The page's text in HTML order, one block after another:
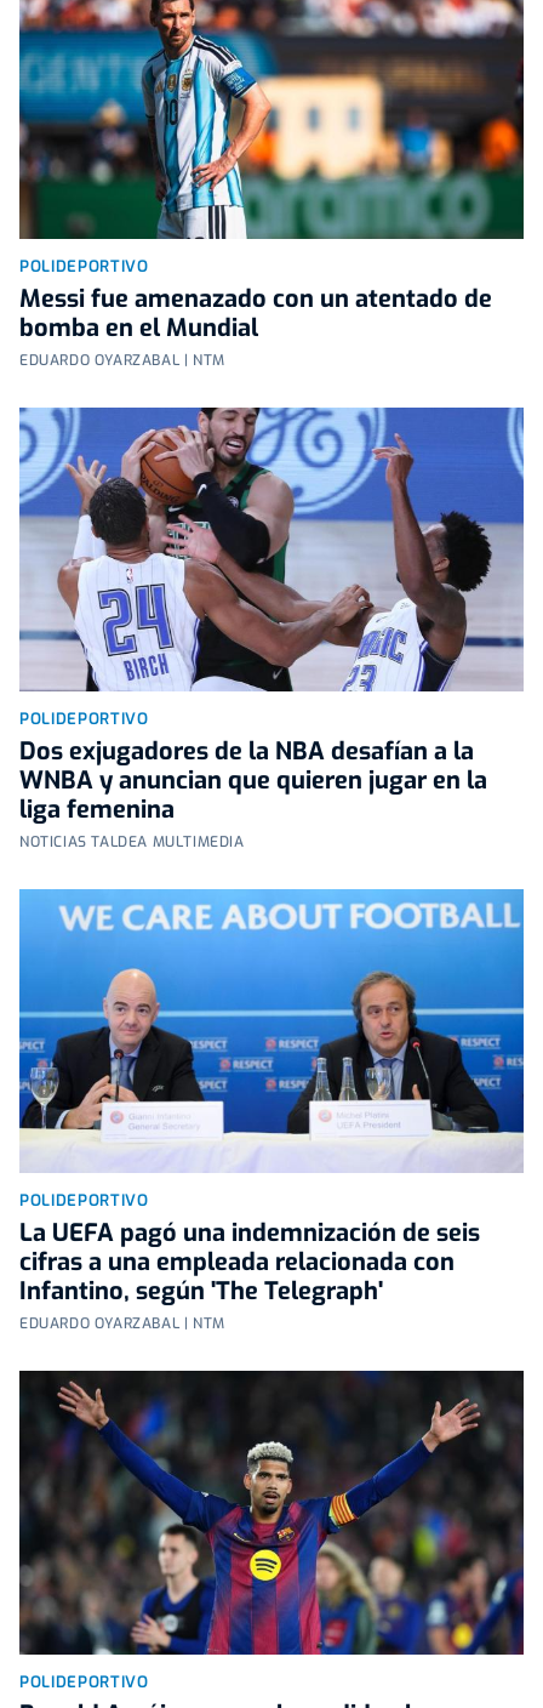
POLIDEPORTIVO
Messi fue amenazado con un atentado de
bomba en el Mundial
EDUARDO OYARZABAL | NTM
POLIDEPORTIVO
Dos exjugadores de la NBA desafían a la
WNBA y anuncian que quieren jugar en la
liga femenina
NOTICIAS TALDEA MULTIMEDIA
POLIDEPORTIVO
La UEFA pagó una indemnización de seis
cifras a una empleada relacionada con
Infantino, según 'The Telegraph'
EDUARDO OYARZABAL | NTM
POLIDEPORTIVO